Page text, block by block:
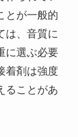
とが一般的
は、音質に
に選ぶ必要
着剤は強度
ることがあ